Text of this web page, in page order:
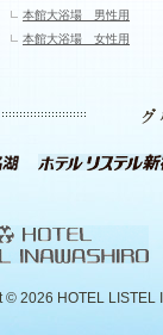
本館大浴場 男性用
本館大浴場 女性用
© 2026 HOTEL LISTEL